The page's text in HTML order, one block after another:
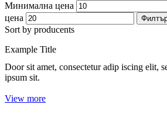
Минимална цена
цена
Sort by producents
Example Title
Door sit amet, consectetur adip iscing elit,
ipsum sit.
View more